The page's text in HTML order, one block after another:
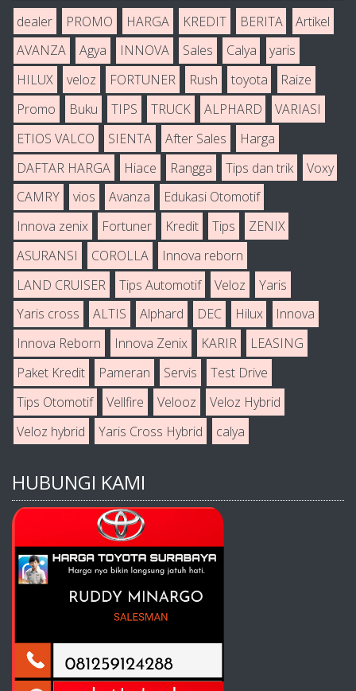
dealer PROMO HARGA KREDIT BERITA
Artikel
AVANZA
Agya INNOVA Sales Calya
yaris
HILUX
veloz FORTUNER Rush toyota
Raize
Promo
Buku TIPS TRUCK ALPHARD
VARIASI
ETIOS VALCO
SIENTA After Sales
Harga
DAFTAR HARGA
Hiace Rangga Tips dan trik
Voxy
CAMRY
vios Avanza
Edukasi Otomotif
Innova zenix
Fortuner Kredit Tips
ZENIX
ASURANSI
COROLLA
Innova reborn
LAND CRUISER
Tips Automotif Veloz
Yaris
Yaris cross
ALTIS Alphard DEC Hilux
Innova
Innova Reborn
Innova Zenix KARIR
LEASING
Paket Kredit
Pameran Servis
Test Drive
Tips Otomotif
Vellfire Velooz
Veloz Hybrid
Veloz hybrid
Yaris Cross Hybrid calya
HUBUNGI KAMI